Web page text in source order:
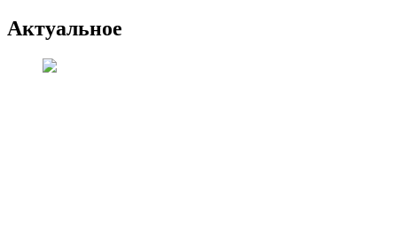
Актуальное